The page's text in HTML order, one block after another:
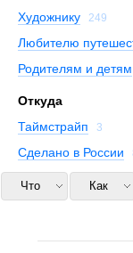
Художнику 249
Любителю
Родителям и детям
Откуда
Таймстрайп
3
Сделано в России
Что Как